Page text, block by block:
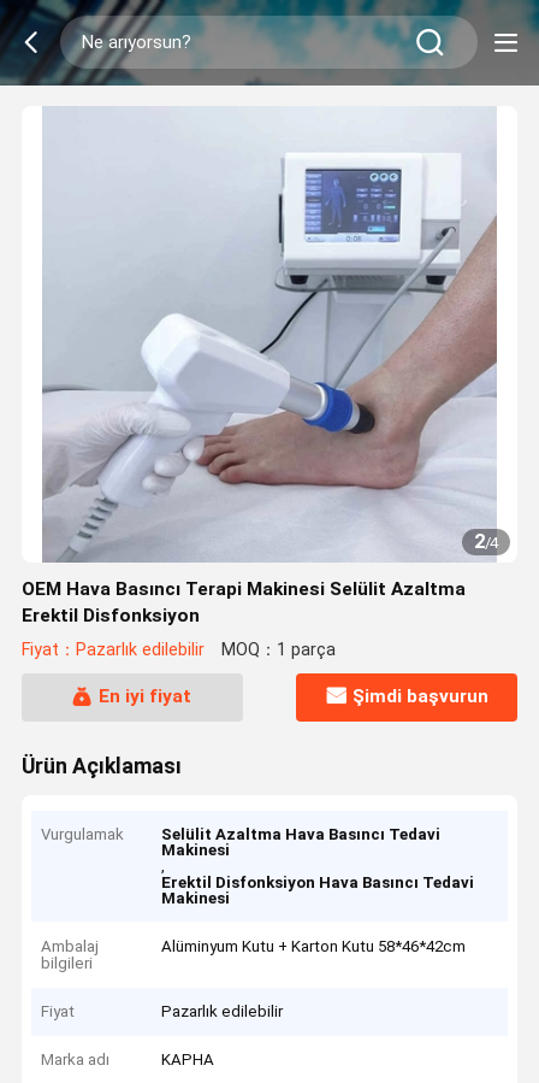
2/4
OEM Hava Basıncı Terapi Makinesi Selülit Azaltma
Erektil Disfonksiyon
Fiyat：Pazarlık edilebilir MOQ：1 parça
En iyi fiyat Şimdi başvurun
Ürün Açıklaması
Vurgulamak
Selülit Azaltma Hava Basıncı Tedavi
Makinesi
,
Erektil Disfonksiyon Hava Basıncı Tedavi
Makinesi
Ambalaj
bilgileri
Alüminyum Kutu + Karton Kutu 58*46*42cm
Fiyat Pazarlık edilebilir
Marka adı KAPHA